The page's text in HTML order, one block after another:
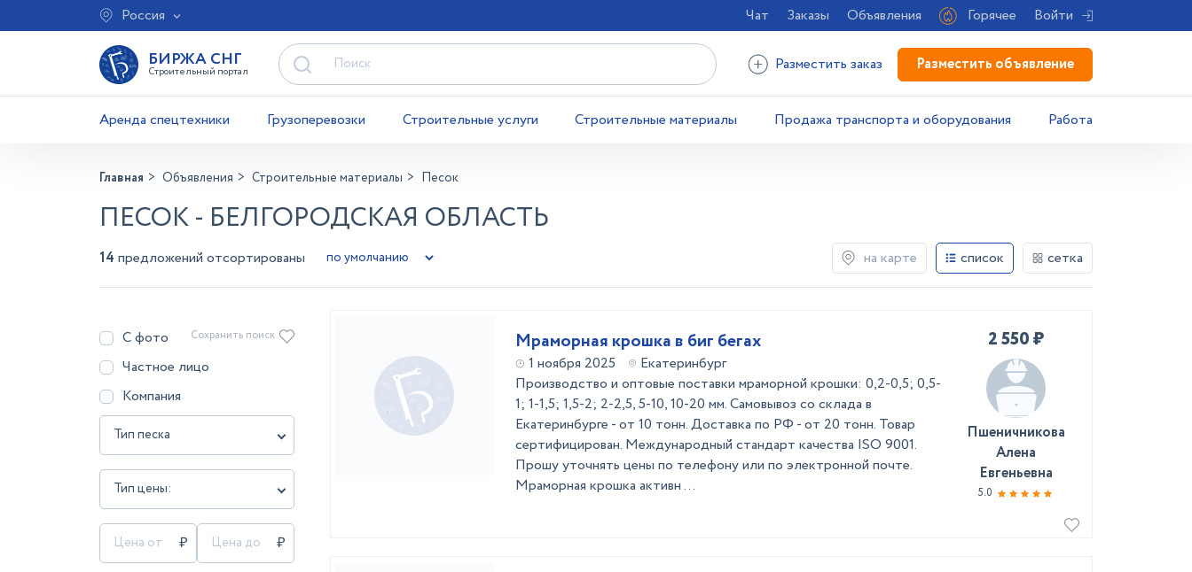
Россия Чат Заказы Объявления Горячее Войти
БИРЖА СНГ
Строительный портал Разместить заказ Разместить объявление
Аренда спецтехники Грузоперевозки Строительные услуги Строительные материалы Продажа транспорта и оборудования Работа
Главная Объявления Строительные материалы Песок
ПЕСОК - БЕЛГОРОДСКАЯ ОБЛАСТЬ
14 предложений отсортированы на карте список сетка
С фото
Частное лицо
Компания
Тип песка
Тип цены:
Сохранить поиск Мраморная крошка в биг бегах
1 ноября 2025
Екатеринбург
Производство и оптовые поставки мраморной крошки: 0,2-0,5; 0,5-
1; 1-1,5; 1,5-2; 2-2,5, 5-10, 10-20 мм. Самовывоз со склада в
Екатеринбурге - от 10 тонн. Доставка по РФ - от 20 тонн. Товар
сертифицирован. Международный стандарт качества ISO 9001.
Прошу уточнять цены по телефону или по электронной почте.
Мраморная крошка активн ...
2 550 ₽
Пшеничникова
Алена
Евгеньевна
5.0